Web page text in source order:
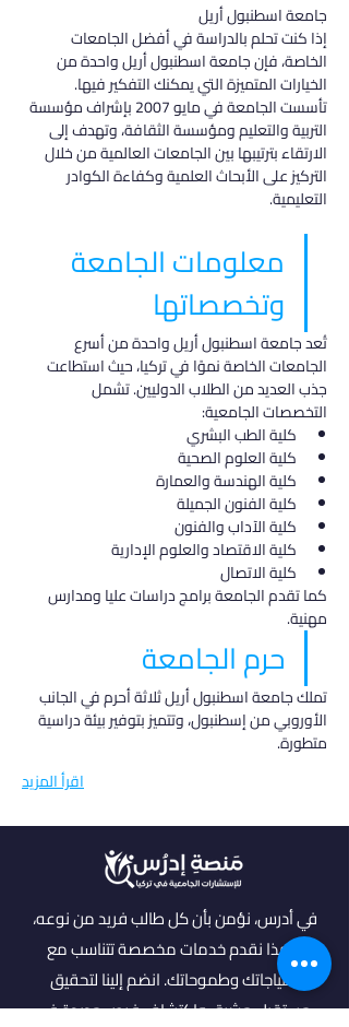
جامعة اسطنبول أريل
إذا كنت تحلم بالدراسة في أفضل الجامعات
الخاصة، فإن جامعة اسطنبول أريل واحدة من
الخيارات المتميزة التي يمكنك التفكير فيها.
تأسست الجامعة في مايو 2007 بإشراف مؤسسة
التربية والتعليم ومؤسسة الثقافة، وتهدف إلى
الارتقاء بترتيبها بين الجامعات العالمية من خلال
التركيز على الأبحاث العلمية وكفاءة الكوادر
التعليمية.
معلومات الجامعة
وتخصصاتها
تُعد جامعة اسطنبول أريل واحدة من أسرع
الجامعات الخاصة نموًا في تركيا، حيث استطاعت
جذب العديد من الطلاب الدوليين. تشمل
التخصصات الجامعية:
كلية الطب البشري
كلية العلوم الصحية
كلية الهندسة والعمارة
كلية الفنون الجميلة
كلية الآداب والفنون
كلية الاقتصاد والعلوم الإدارية
كلية الاتصال
كما تقدم الجامعة برامج دراسات عليا ومدارس
مهنية.
حرم الجامعة
تملك جامعة اسطنبول أريل ثلاثة أحرم في الجانب
الأوروبي من إسطنبول، وتتميز بتوفير بيئة دراسية
متطورة.
اقرأ المزيد
في أدرس، نؤمن بأن كل طالب فريد من نوعه،
ولهذا نقدم خدمات مخصصة تتناسب مع
احتياجاتك وطموحاتك. انضم إلينا لتحقيق
مستقبل مشرق واكتشاف فرص جديدة في